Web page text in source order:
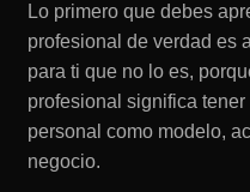
Lo primero que debes
profesional de verdad es
para ti que no lo es,
profesional significa
personal como modelo,
negocio.